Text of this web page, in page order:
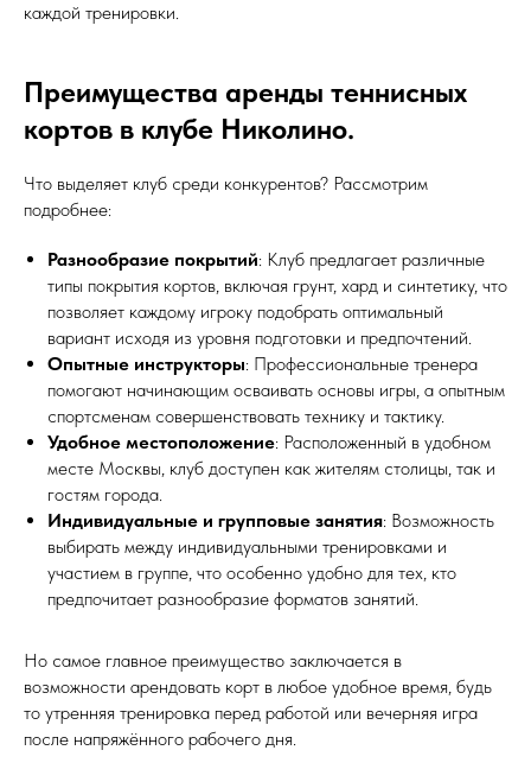
каждой тренировки.
Преимущества аренды теннисных
кортов в клубе Николино.
Что выделяет клуб среди конкурентов? Рассмотрим
подробнее:
Разнообразие покрытий: Клуб предлагает различные
типы покрытия кортов, включая грунт, хард и синтетику, что
позволяет каждому игроку подобрать оптимальный
вариант исходя из уровня подготовки и предпочтений.
Опытные инструкторы: Профессиональные тренера
помогают начинающим осваивать основы игры, а опытным
спортсменам совершенствовать технику и тактику.
Удобное местоположение: Расположенный в удобном
месте Москвы, клуб доступен как жителям столицы, так и
гостям города.
Индивидуальные и групповые занятия: Возможность
выбирать между индивидуальными тренировками и
участием в группе, что особенно удобно для тех, кто
предпочитает разнообразие форматов занятий.
Но самое главное преимущество заключается в
возможности арендовать корт в любое удобное время, будь
то утренняя тренировка перед работой или вечерняя игра
после напряжённого рабочего дня.